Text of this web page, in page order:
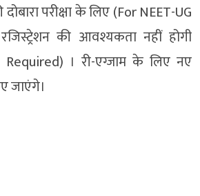
परीक्षा के लिए (For NEET-UG
की आवश्यकता नहीं होगी
। री-एग्जाम के लिए नए
जाएंगे।